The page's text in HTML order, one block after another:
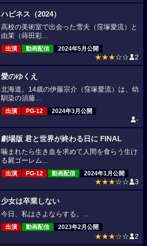
ハピネス（2024）
高校の美術室で出会った雪夫（窪塚愛流）と
由茉（蒔田彩...
出演 動画配信 2024年5月公開
★★★☆☆ 2
愛のゆくえ
北海道。14歳の伊藤宗介（窪塚愛流）は、幼
馴染の須藤...
出演 PG-12 2024年3月公開
-
劇場版 君と世界が終わる日に FINAL
噛まれたら生き血を求めて人間を食らう生け
る屍ゴーレム...
出演 PG-12 動画配信 2024年1月公開
★★★☆☆ 3
少女は卒業しない
今日、私はさよならする。...
出演 動画配信 2023年2月公開
★★★☆☆ 2